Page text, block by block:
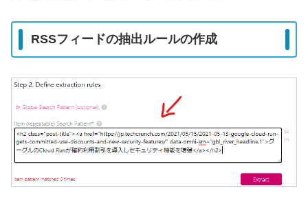
RSSフィードの抽出ルールの作成